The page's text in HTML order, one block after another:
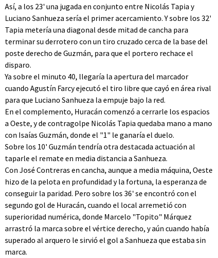
Así, a los 23' una jugada en conjunto entre Nicolás Tapia y
Luciano Sanhueza sería el primer acercamiento. Y sobre los 32'
Tapia metería una diagonal desde mitad de cancha para
terminar su derrotero con un tiro cruzado cerca de la base del
poste derecho de Guzmán, para que el portero rechace el
disparo.
Ya sobre el minuto 40, llegaría la apertura del marcador
cuando Agustín Farcy ejecutó el tiro libre que cayó en área rival
para que Luciano Sanhueza la empuje bajo la red.
En el complemento, Huracán comenzó a cerrarle los espacios
a Oeste, y de contragolpe Nicolás Tapia quedaba mano a mano
con Isaías Guzmán, donde el "1" le ganaría el duelo.
Sobre los 10' Guzmán tendría otra destacada actuación al
taparle el remate en media distancia a Sanhueza.
Con José Contreras en cancha, aunque a media máquina, Oeste
hizo de la pelota en profundidad y la fortuna, la esperanza de
conseguir la paridad. Pero sobre los 36' se encontró con el
segundo gol de Huracán, cuando el local arremetió con
superioridad numérica, donde Marcelo "Topito" Márquez
arrastró la marca sobre el vértice derecho, y aún cuando había
superado al arquero le sirvió el gol a Sanhueza que estaba sin
marca.